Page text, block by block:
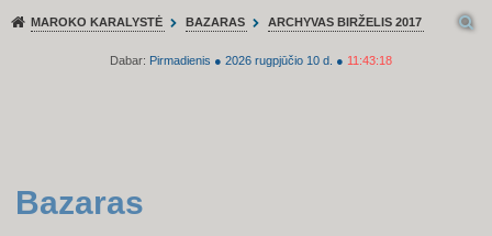
MAROKO KARALYSTĖ BAZARAS ARCHYVAS BIRŽELIS 2017
Dabar: Pirmadienis ● 2026 rugpjūčio 10 d. ● 11:43:18
Bazaras